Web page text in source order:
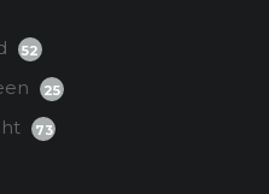
52
25
73